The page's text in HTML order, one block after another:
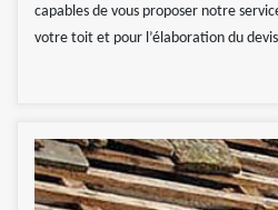
capables de vous proposer notre
votre toit et pour l’élaboration du